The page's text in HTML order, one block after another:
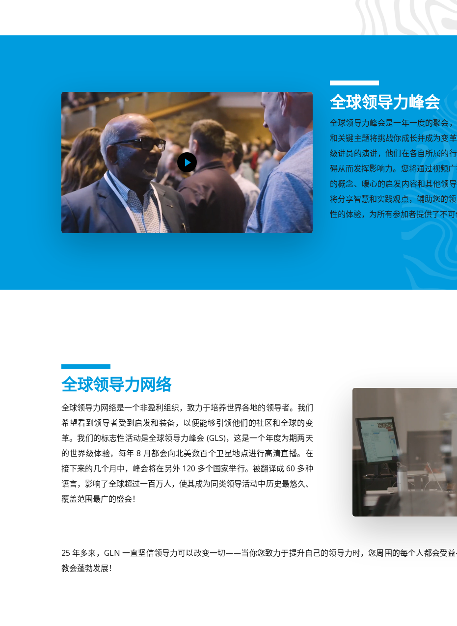
Play
Video
全球领导力峰会
全球领导力峰会是一年一度的聚会
和关键主题将挑战你成长并成为变
级讲员的演讲，他们在各自所属的
碍从而发挥影响力。您将通过视频
的概念、暖心的启发内容和其他领
将分享智慧和实践观点，辅助您的
性的体验，为所有参加者提供了不
全球领导力网络
全球领导力网络是一个非盈利组织，致力于培养世界各地的领导者。我们
希望看到领导者受到启发和装备，以便能够引领他们的社区和全球的变
革。我们的标志性活动是全球领导力峰会 (GLS)，这是一个年度为期两天
的世界级体验，每年 8 月都会向北美数百个卫星地点进行高清直播。在
接下来的几个月中，峰会将在另外 120 多个国家举行。被翻译成 60 多种
语言，影响了全球超过一百万人，使其成为同类领导活动中历史最悠久、
覆盖范围最广的盛会！
25 年多来，GLN 一直坚信领导力可以改变一切——当你您致力于提升自己的领导力时，您周围的每个人都会受
教会蓬勃发展！ ​ ​